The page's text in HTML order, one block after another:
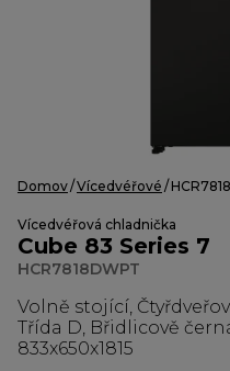
Domov Vícedvéřové
Vícedvéřová chladnička
Cube 83 Series 7
HCR7818DWPT
Volně stojící,
Třída D, Břidlicově
833x650x1815